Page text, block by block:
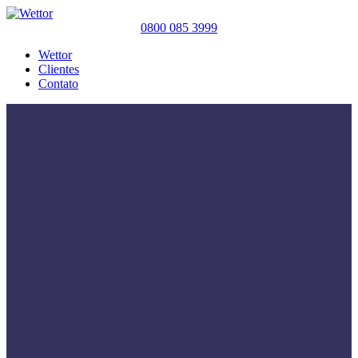
0800 085 3999
Wettor
Clientes
Contato